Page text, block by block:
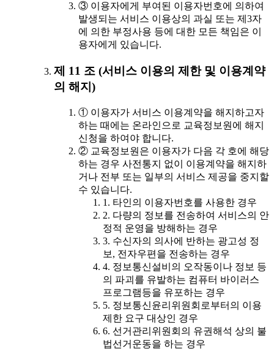
③ 이용자에게 부여된 이용자번호에 의하여
발생되는 서비스 이용상의 과실 또는 제3자
에 의한 부정사용 등에 대한 모든 책임은 이
용자에게 있습니다.
제 11 조 (서비스 이용의 제한 및 이용계약
의 해지)
① 이용자가 서비스 이용계약을 해지하고자
하는 때에는 온라인으로 교육정보원에 해지
신청을 하여야 합니다.
② 교육정보원은 이용자가 다음 각 호에 해당
하는 경우 사전통지 없이 이용계약을 해지하
거나 전부 또는 일부의 서비스 제공을 중지할
수 있습니다.
1. 타인의 이용자번호를 사용한 경우
2. 다량의 정보를 전송하여 서비스의 안
정적 운영을 방해하는 경우
3. 수신자의 의사에 반하는 광고성 정
보, 전자우편을 전송하는 경우
4. 정보통신설비의 오작동이나 정보 등
의 파괴를 유발하는 컴퓨터 바이러스
프로그램등을 유포하는 경우
5. 정보통신윤리위원회로부터의 이용
제한 요구 대상인 경우
6. 선거관리위원회의 유권해석 상의 불
법선거운동을 하는 경우